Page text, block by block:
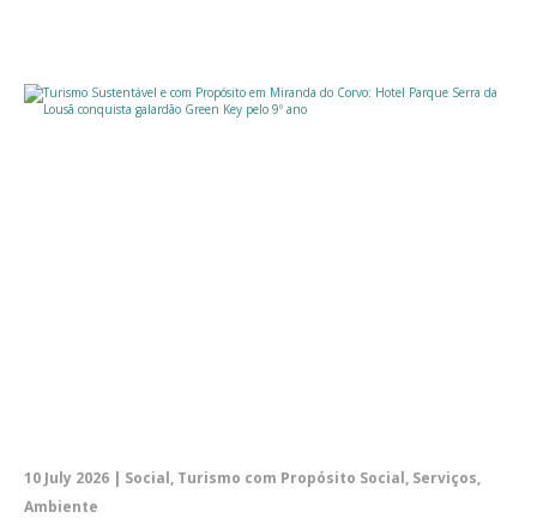
10 July 2026 | Social, Turismo com Propósito Social, Serviços,
Ambiente